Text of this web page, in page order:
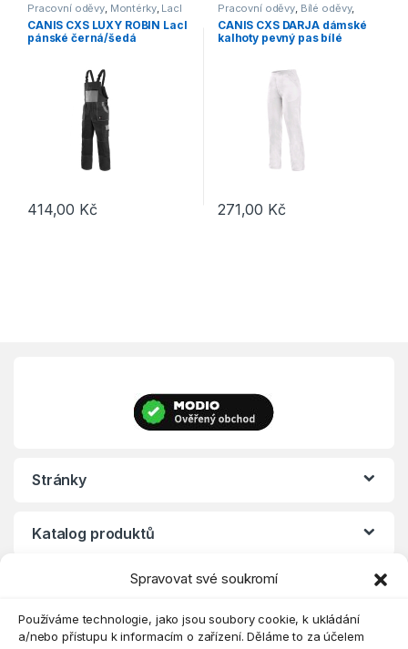
Spravovat své soukromí
Používáme technologie, jako jsou soubory cookie, k ukládání
a/nebo přístupu k informacím o zařízení. Děláme to za účelem
Pracovní oděvy, Montérky, Lacl
CANIS CXS LUXY ROBIN Lacl
pánské černá/šedá
414,00 Kč
Tento produkt má více variant. Možnosti lze vybrat na stránce
Pracovní oděvy, Bílé oděvy,
Kalhoty
CANIS CXS DARJA dámské
kalhoty pevný pas bílé
271,00 Kč
Tento produkt má více
Stránky
Katalog produktů